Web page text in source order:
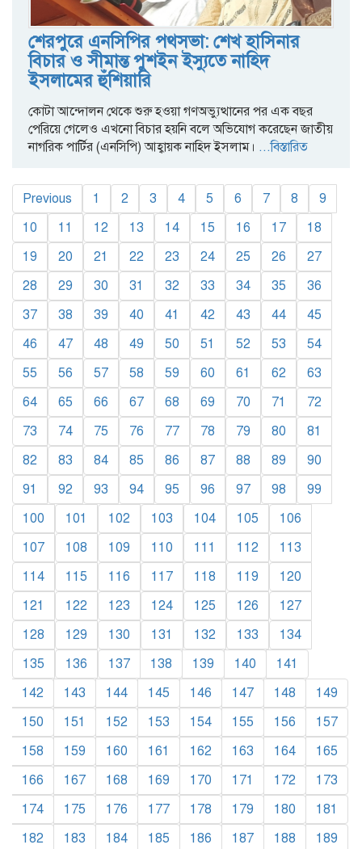
শেরপুরে এনসিপির পথসভা: শেখ হাসিনার
বিচার ও সীমান্ত পুশইন ইস্যুতে নাহিদ
ইসলামের হুঁশিয়ারি
কোটা আন্দোলন থেকে শুরু হওয়া গণঅভ্যুত্থানের পর এক বছর
পেরিয়ে গেলেও এখনো বিচার হয়নি বলে অভিযোগ করেছেন জাতীয়
নাগরিক পার্টির (এনসিপি) আহ্বায়ক নাহিদ ইসলাম। ...বিস্তারিত
Previous 1 2 3 4 5 6 7 8
9
10
11 12 13 14 15 16 17
18
19
20 21 22 23 24 25 26
27
28
29 30 31 32 33 34 35
36
37
38 39 40 41 42 43 44
45
46
47 48 49 50 51 52 53
54
55
56 57 58 59 60 61 62
63
64
65 66 67 68 69 70 71
72
73
74 75 76 77 78 79 80
81
82
83 84 85 86 87 88 89
90
91
92 93 94 95 96 97 98
99
100
101 102 103 104 105
106
107
108 109 110 111 112
113
114
115 116 117 118 119
120
121
122 123 124 125 126
127
128
129 130 131 132 133
134
135
136 137 138 139 140
141
142
143 144 145 146 147 148
149
150
151 152 153 154 155 156
157
158
159 160 161 162 163 164
165
166
167 168 169 170 171 172
173
174
175 176 177 178 179 180
181
182
183 184 185 186 187 188
189